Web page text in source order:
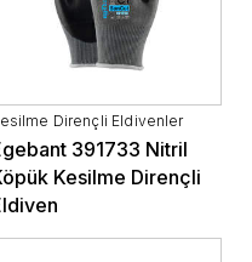
Dirençli Eldivenler
391733 Nitril
Kesilme Dirençli